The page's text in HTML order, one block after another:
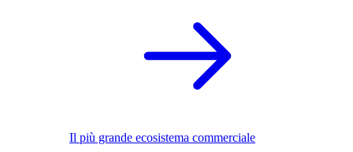
Il più grande ecosistema commerciale